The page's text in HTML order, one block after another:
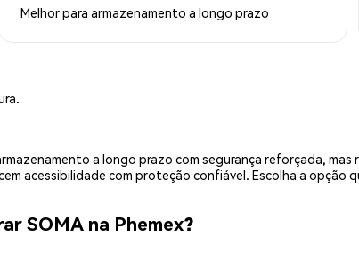
Melhor para armazenamento a longo prazo
a longo prazo com segurança reforçada,
acessibilidade com proteção confiável. Escolha a opção
SOMA na Phemex?